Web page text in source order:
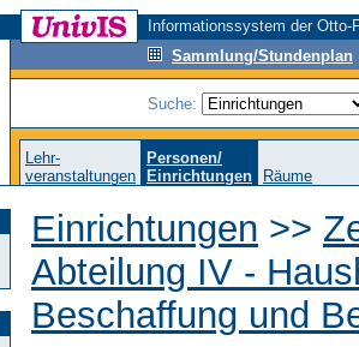
Informationssystem der
Sammlung/Stundenplan
Suche:
Lehr-
veranstaltungen
Personen/
Einrichtungen
Räume
Einrichtungen >>
Abteilung IV -
Beschaffung und